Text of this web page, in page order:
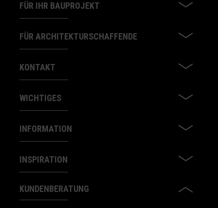
FÜR IHR BAUPROJEKT
FÜR ARCHITEKTURSCHAFFENDE
KONTAKT
WICHTIGES
INFORMATION
INSPIRATION
KUNDENBERATUNG